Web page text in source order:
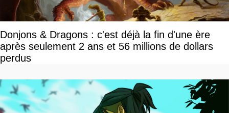
Donjons & Dragons : c'est déjà la fin d'une ère
après seulement 2 ans et 56 millions de dollars
perdus